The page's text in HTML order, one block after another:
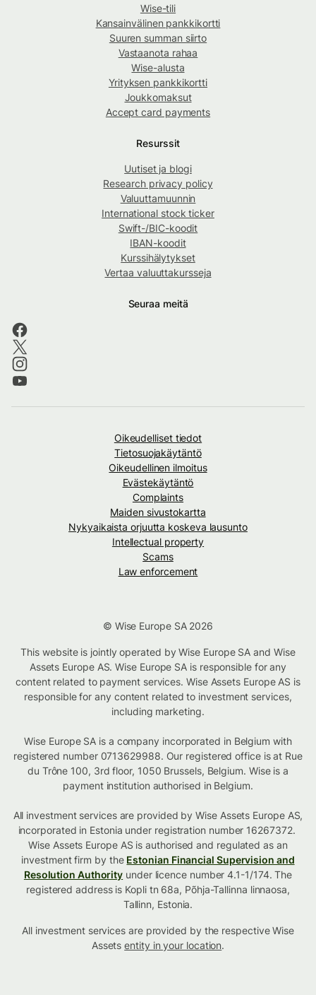
Wise-tili
Kansainvälinen pankkikortti
Suuren summan siirto
Vastaanota rahaa
Wise-alusta
Yrityksen pankkikortti
Joukkomaksut
Accept card payments
Resurssit
Uutiset ja blogi
Research privacy policy
Valuuttamuunnin
International stock ticker
Swift-/BIC-koodit
IBAN-koodit
Kurssihälytykset
Vertaa valuuttakursseja
Seuraa meitä
Oikeudelliset tiedot
Tietosuojakäytäntö
Oikeudellinen ilmoitus
Evästekäytäntö
Complaints
Maiden sivustokartta
Nykyaikaista orjuutta koskeva lausunto
Intellectual property
Scams
Law enforcement
© Wise Europe SA 2026
This website is jointly operated by Wise Europe SA and Wise
Assets Europe AS. Wise Europe SA is responsible for any
content related to payment services. Wise Assets Europe AS is
responsible for any content related to investment services,
including marketing.
Wise Europe SA is a company incorporated in Belgium with
registered number 0713629988. Our registered office is at Rue
du Trône 100, 3rd floor, 1050 Brussels, Belgium. Wise is a
payment institution authorised in Belgium.
All investment services are provided by Wise Assets Europe AS,
incorporated in Estonia under registration number 16267372.
Wise Assets Europe AS is authorised and regulated as an
investment firm by the Estonian Financial Supervision and
Resolution Authority under licence number 4.1-1/174. The
registered address is Kopli tn 68a, Põhja-Tallinna linnaosa,
Tallinn, Estonia.
All investment services are provided by the respective Wise
Assetsentity in your location.